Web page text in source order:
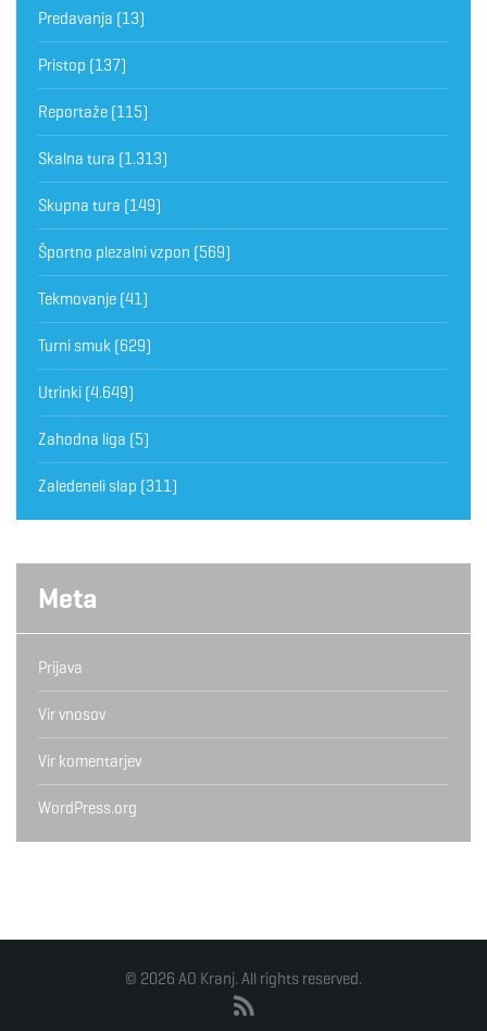
Predavanja (13)
Pristop (137)
Reportaže (115)
Skalna tura (1.313)
Skupna tura (149)
Športno plezalni vzpon (569)
Tekmovanje (41)
Turni smuk (629)
Utrinki (4.649)
Zahodna liga (5)
Zaledeneli slap (311)
Meta
Prijava
Vir vnosov
Vir komentarjev
WordPress.org
© 2026 AO Kranj. All rights reserved.